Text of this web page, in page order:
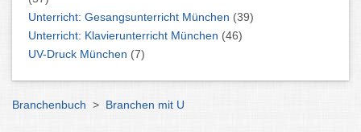
Unterricht: Gesangsunterricht München (39)
Unterricht: Klavierunterricht München (46)
UV-Druck München (7)
Branchenbuch > Branchen mit U